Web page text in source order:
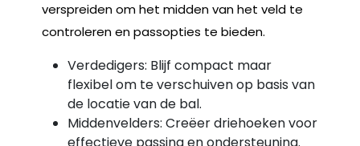
verspreiden om het midden van het veld te
controleren en passopties te bieden.
Verdedigers: Blijf compact maar
flexibel om te verschuiven op basis van
de locatie van de bal.
Middenvelders: Creëer driehoeken voor